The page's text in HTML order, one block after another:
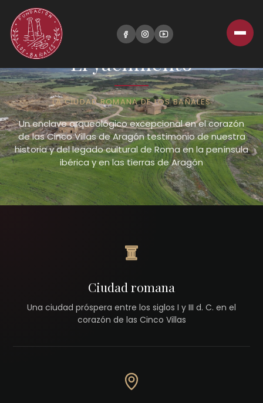
El yacimiento
LA CIUDAD ROMANA DE LOS BAÑALES
Un enclave arqueológico excepcional en el corazón
de las Cinco Villas de Aragón testimonio de nuestra
historia y del legado cultural de Roma en la península
ibérica y en las tierras de Aragón
Ciudad romana
Una ciudad próspera entre los siglos I y III d. C. en el
corazón de las Cinco Villas